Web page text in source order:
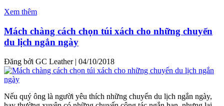
Xem thêm
Mách chàng cách chọn túi xách cho những chuyến
du lịch ngắn ngày
Đăng bởi GC Leather | 04/10/2018
Nếu quý ông là người yêu thích những chuyến du lịch ngắn ngày,